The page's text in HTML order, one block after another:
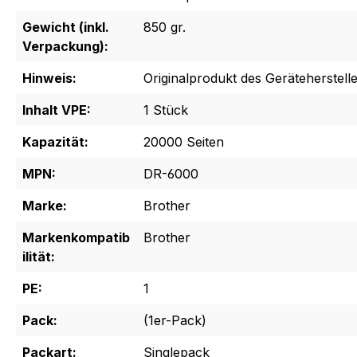
Gewicht (inkl.
Verpackung):
850 gr.
Hinweis:
Originalprodukt des
Inhalt VPE:
1 Stück
Kapazität:
20000 Seiten
MPN:
DR-6000
Marke:
Brother
Markenkompatib
ilität:
Brother
PE:
1
Pack:
(1er-Pack)
Packart:
Singlepack